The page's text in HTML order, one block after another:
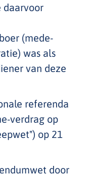
daarvoor
(mede-
was als
van deze
referenda
verdrag op
op 21
door